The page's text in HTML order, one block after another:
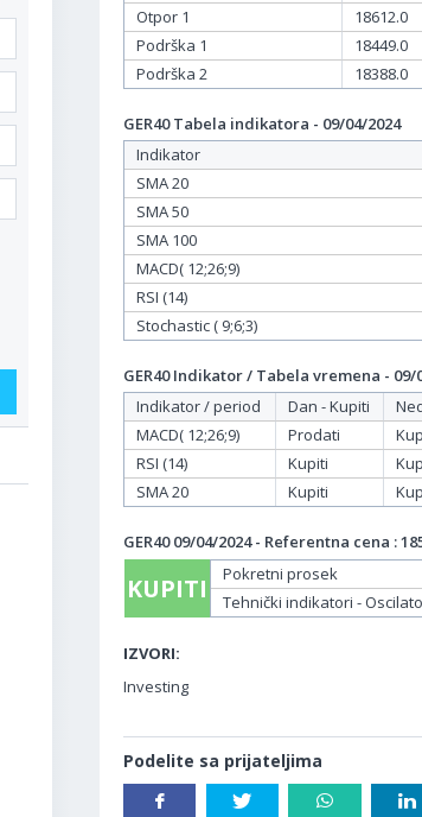
Otpor 1
18612.0
Podrška 1
18449.0
Podrška 2
18388.0
GER40 Tabela indikatora - 09/04/2024
Indikator
SMA 20
SMA 50
SMA 100
MACD( 12;26;9)
RSI (14)
Stochastic ( 9;6;3)
GER40 Indikator / Tabela vremena - 09/
Indikator / period
Dan - Kupiti
MACD( 12;26;9)
Prodati
RSI (14)
Kupiti
SMA 20
Kupiti
GER40 09/04/2024 - Referentna cena :
KUPITI Pokretni prosek
Tehnički indikatori -
IZVORI:
Investing
Podelite sa prijateljima